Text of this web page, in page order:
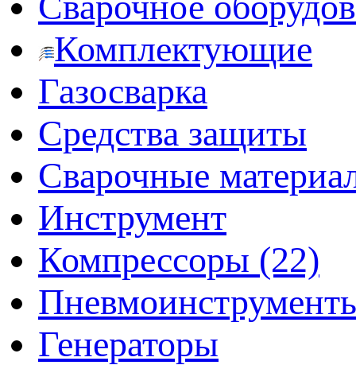
Комплектующие
Газосварка
Средства защиты
Сварочные
Инструмент
Компрессоры (22)
Генераторы